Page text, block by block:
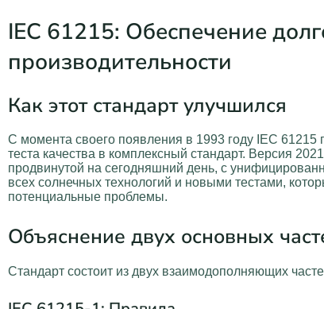
IEC 61215: Обеспечение
производительности
Как этот стандарт улучшился
С момента своего появления в 1993 году IEC 61215
теста качества в комплексный стандарт. Версия
продвинутой на сегодняшний день, с
всех солнечных технологий и новыми тестами,
потенциальные проблемы.
Объяснение двух основных
Стандарт состоит из двух взаимодополняющих